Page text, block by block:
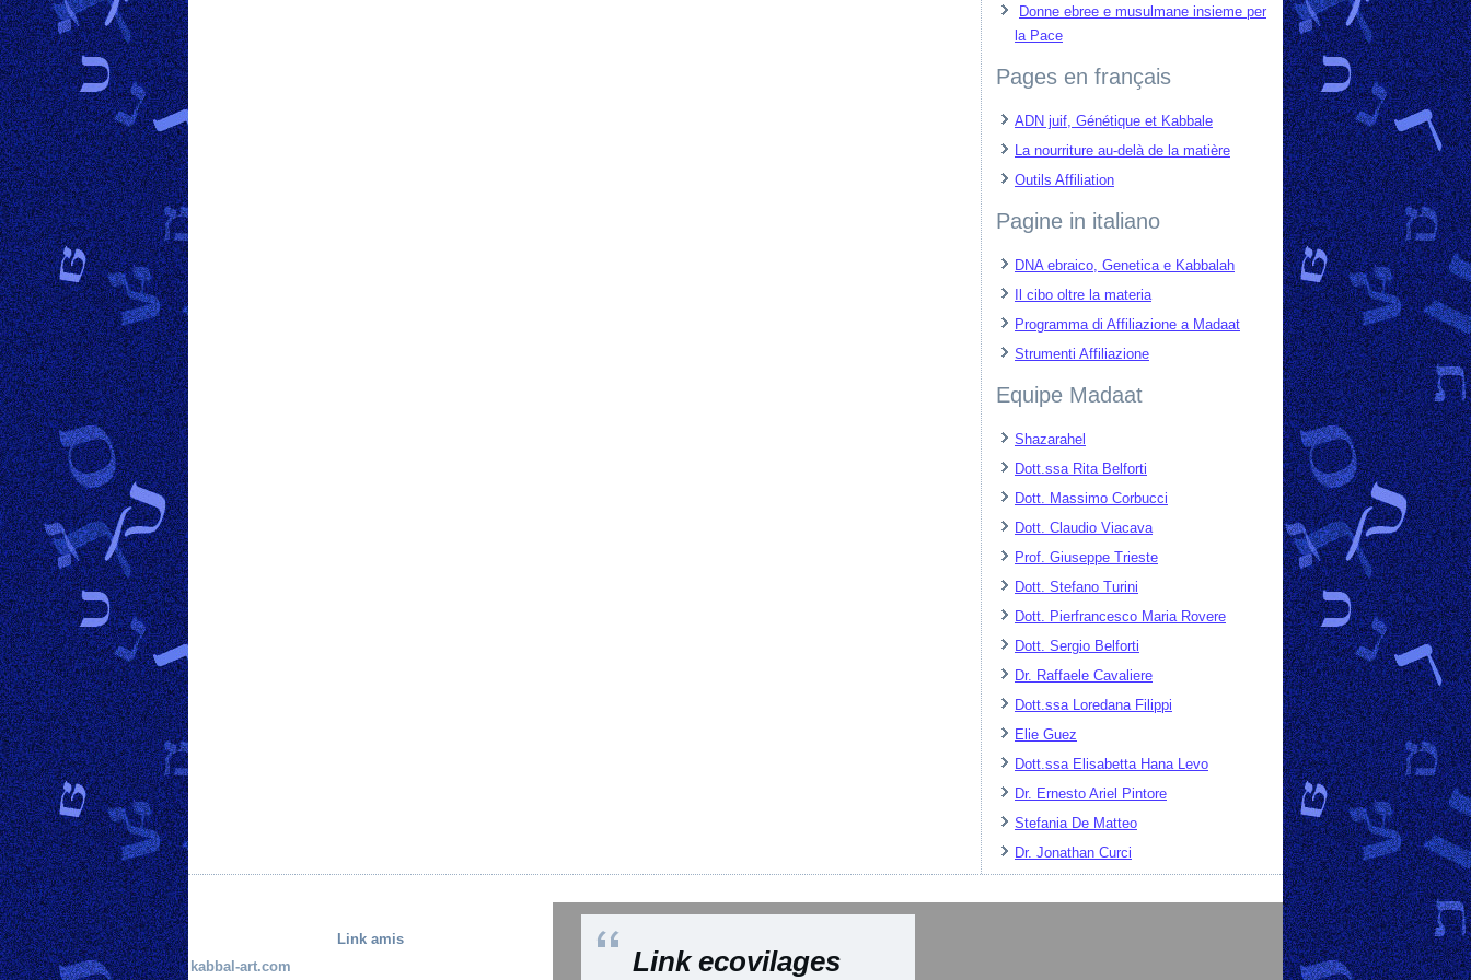
Donne ebree e musulmane insieme per
la Pace
Pages en français
ADN juif, Génétique et Kabbale
La nourriture au-delà de la matière
Outils Affiliation
Pagine in italiano
DNA ebraico, Genetica e Kabbalah
Il cibo oltre la materia
Programma di Affiliazione a Madaat
Strumenti Affiliazione
Equipe Madaat
Shazarahel
Dott.ssa Rita Belforti
Dott. Massimo Corbucci
Dott. Claudio Viacava
Prof. Giuseppe Trieste
Dott. Stefano Turini
Dott. Pierfrancesco Maria Rovere
Dott. Sergio Belforti
Dr. Raffaele Cavaliere
Dott.ssa Loredana Filippi
Elie Guez
Dott.ssa Elisabetta Hana Levo
Dr. Ernesto Ariel Pintore
Stefania De Matteo
Dr. Jonathan Curci
Link amis
kabbal-art.com
Link ecovilages